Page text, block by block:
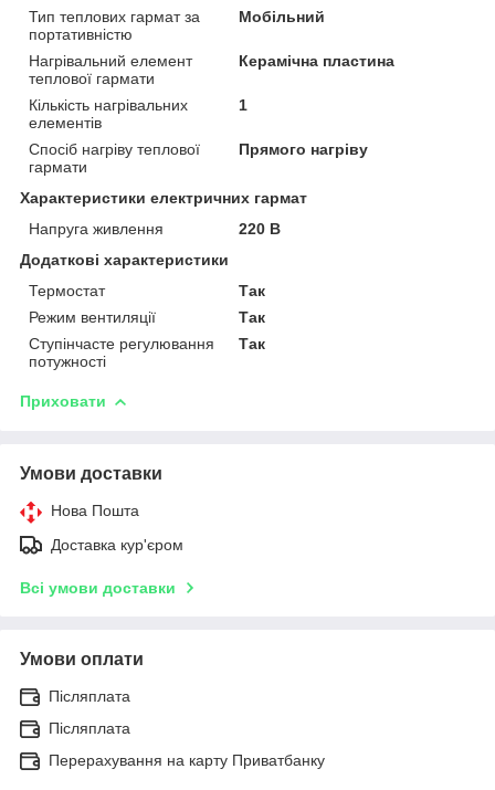
Тип теплових гармат за
портативністю
Мобільний
Нагрівальний елемент
теплової гармати
Керамічна пластина
Кількість нагрівальних
елементів
1
Спосіб нагріву теплової
гармати
Прямого нагріву
Характеристики електричних гармат
Напруга живлення
220 В
Додаткові характеристики
Термостат
Так
Режим вентиляції
Так
Ступінчасте регулювання
потужності
Так
Приховати
Умови доставки
Нова Пошта
Доставка кур'єром
Всі умови доставки
Умови оплати
Післяплата
Післяплата
Перерахування на карту Приватбанку